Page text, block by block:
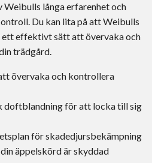
Weibulls långa erfarenhet och
Du kan lita på att Weibulls
ett effektivt sätt att övervaka och
trädgård.
övervaka och kontrollera
doftblandning för att locka till sig
för skadedjursbekämpning
äppelskörd är skyddad